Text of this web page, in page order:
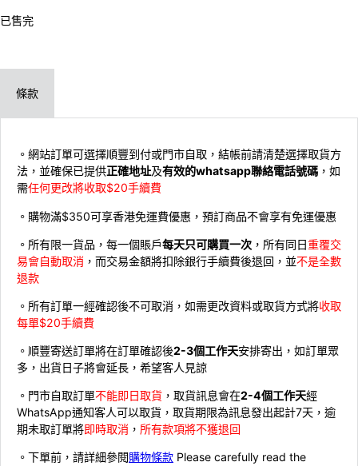
已售完
條款
。網站訂單可選擇順豐到付或門市自取，結帳前請清楚選擇取貨方
法，並確保已提供正確地址及有效的whatsapp聯絡電話號碼 ，如
需任何更改將收取$20手續費
。購物滿$350可享香港免運費優惠，預訂商品不會享有免運優惠
。所有限一貨品，每一個賬戶每天只可購買一次 ，所有同日重覆交
易會自動取消 ，而交易金額將扣除銀行手續費後退回，並不是全數
退款
。所有訂單一經確認後不可取消，如需更改資料或取貨方式將收取
每單$20手續費
。順豐寄送訂單將在訂單確認後2-3個工作天安排寄出，如訂單眾
多，出貨日子將會延長，希望客人見諒
。門市自取訂單不能即日取貨 ，取貨訊息會在2-4個工作天經
WhatsApp通知客人可以取貨，取貨期限為訊息發出起計7天，逾
期未取訂單將即時取消 ， 所有款項將不獲退回
。下單前，請詳細參閱購物條款 Please carefully read the